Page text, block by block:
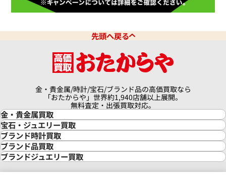
日時点の参考買取価格です ※2024年2月27日時点の参考
ッピースポーツ 27/8278-21 ショパール インペリアーレ
先頭へ戻る
金・貴金属/時計/宝石/ブランド品の高価買取なら
「おたからや」世界約1,940店舗以上展開。
無料査定・出張買取対応。
金・貴金属買取
金買取
金の相場価格情報
金の参考買取価格一覧
インゴット買取
インゴットの相場価格情報
24金買取
宝石・ジュエリー買取
宝石・ジュエリー買取
ダイヤモンド買取
ダイヤモンド・宝石の参考価格一覧
リング・結婚指輪買取
エメラルド買取
ブランド時計買取
時計買取
ロレックス買取
ロレックス デイトナ買取
ロレックス サブマリーナー買取
ブランド品買取
ブランド買取
ブランドジュエリー買取